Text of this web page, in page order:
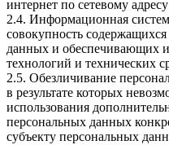
интернет по сетевому адресу
2.4. Информационная
совокупность
данных и обеспечивающих
технологий и технических
2.5. Обезличивание
в результате которых
использования
персональных данных
субъекту персональных